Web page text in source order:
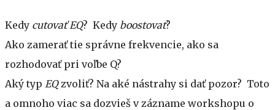
Kedy cutovať EQ? Kedy boostovať?
Ako zamerať tie správne frekvencie, ako sa
rozhodovať pri voľbe Q?
Aký typ EQzvoliť? Na aké nástrahy si dať pozor? Toto
a omnoho viac sa dozvieš v zázname workshopu o